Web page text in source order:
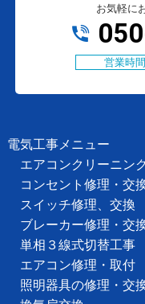
お気軽に
営業時
電気工事メニュー
エアコンクリーニン
コンセント修理・交
スイッチ修理、交換
ブレーカー修理・交
単相３線式切替工事
エアコン修理・取付
照明器具の修理・交